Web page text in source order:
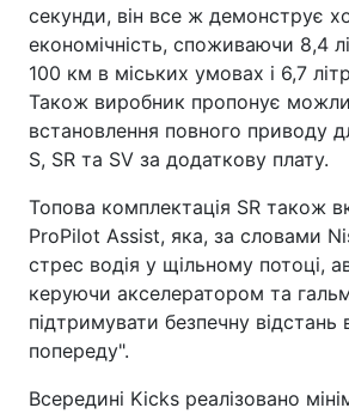
секунди, він все ж демонструє
економічність, споживаючи 8,4
100 км в міських умовах і 6,7
Також виробник пропонує
встановлення повного приводу
S, SR та SV за додаткову плату.
Топова комплектація SR також
ProPilot Assist, яка, за словами
стрес водія у щільному потоці,
керуючи акселератором та
підтримувати безпечну відстань
попереду".
Всередині Kicks реалізовано